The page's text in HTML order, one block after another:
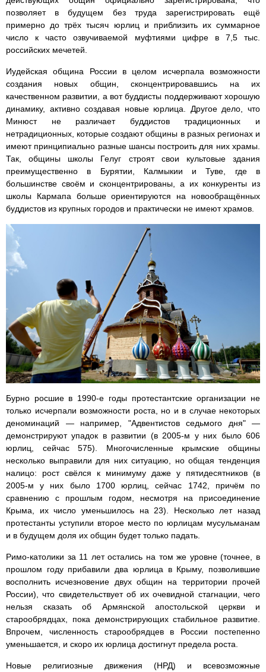
позволяет в будущем без труда зарегистрировать ещё
примерно до трёх тысяч юрлиц и приблизить их суммарное
число к часто озвучиваемой муфтиями цифре в 7,5 тыс.
российских мечетей.
Иудейская община России в целом исчерпала возможности
создания новых общин, сконцентрировавшись на их
качественном развитии, а вот буддисты поддерживают хорошую
динамику, активно создавая новые юрлица. Другое дело, что
Минюст не различает буддистов традиционных и
нетрадиционных, которые создают общины в разных регионах и
имеют принципиально разные шансы построить для них храмы.
Так, общины школы Гелуг строят свои культовые здания
преимущественно в Бурятии, Калмыкии и Туве, где в
большинстве своём и сконцентрированы, а их конкуренты из
школы Кармапа больше ориентируются на новообращённых
буддистов из крупных городов и практически не имеют храмов.
Бурно росшие в 1990-е годы протестантские организации не
только исчерпали возможности роста, но и в случае некоторых
деноминаций — например, "Адвентистов седьмого дня" —
демонстрируют упадок в развитии (в 2005-м у них было 606
юрлиц, сейчас 575). Многочисленные крымские общины
несколько выправили для них ситуацию, но общая тенденция
налицо: рост свёлся к минимуму даже у пятидесятников (в
2005-м у них было 1700 юрлиц, сейчас 1742, причём по
сравнению с прошлым годом, несмотря на присоединение
Крыма, их число уменьшилось на 23). Несколько лет назад
протестанты уступили второе место по юрлицам мусульманам
и в будущем доля их общин будет только падать.
Римо-католики за 11 лет остались на том же уровне (точнее, в
прошлом году прибавили два юрлица в Крыму, позволившие
восполнить исчезновение двух общин на территории прочей
России), что свидетельствует об их очевидной стагнации, чего
нельзя сказать об Армянской апостольской церкви и
старообрядцах, пока демонстрирующих стабильное развитие.
Впрочем, численность старообрядцев в России постепенно
уменьшается, и скоро их юрлица достигнут предела роста.
Новые религиозные движения (НРД) и всевозможные